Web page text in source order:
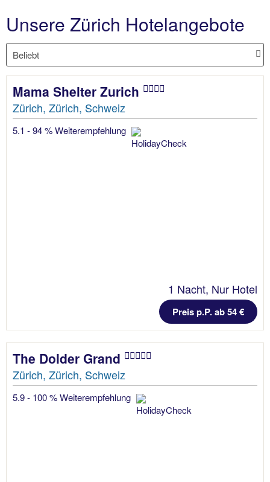
Unsere Zürich Hotelangebote
Mama Shelter Zurich
Zürich, Zürich, Schweiz
5.1 - 94 % Weiterempfehlung
1 Nacht, Nur Hotel
Preis p.P. ab 54 €
The Dolder Grand
Zürich, Zürich, Schweiz
5.9 - 100 % Weiterempfehlung